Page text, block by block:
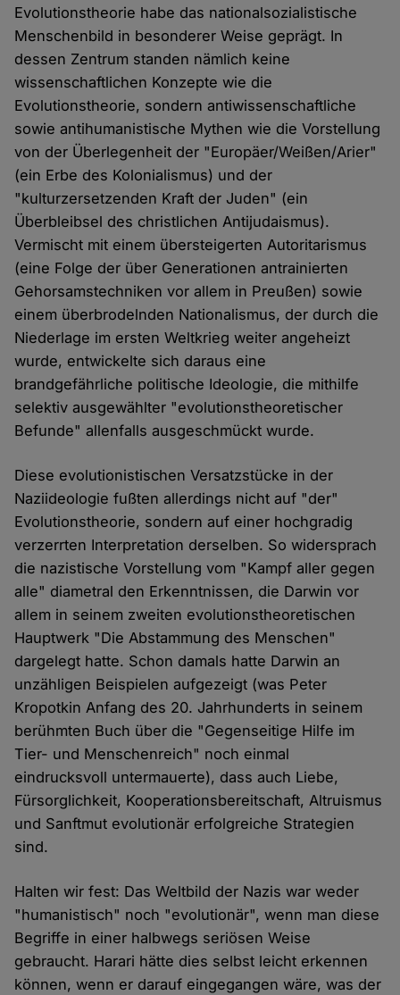
Evolutionstheorie habe das nationalsozialistische
Menschenbild in besonderer Weise geprägt. In
dessen Zentrum standen nämlich keine
wissenschaftlichen Konzepte wie die
Evolutionstheorie, sondern antiwissenschaftliche
sowie antihumanistische Mythen wie die Vorstellung
von der Überlegenheit der "Europäer/Weißen/Arier"
(ein Erbe des Kolonialismus) und der
"kulturzersetzenden Kraft der Juden" (ein
Überbleibsel des christlichen Antijudaismus).
Vermischt mit einem übersteigerten Autoritarismus
(eine Folge der über Generationen antrainierten
Gehorsamstechniken vor allem in Preußen) sowie
einem überbrodelnden Nationalismus, der durch die
Niederlage im ersten Weltkrieg weiter angeheizt
wurde, entwickelte sich daraus eine
brandgefährliche politische Ideologie, die mithilfe
selektiv ausgewählter "evolutionstheoretischer
Befunde" allenfalls ausgeschmückt wurde.
Diese evolutionistischen Versatzstücke in der
Naziideologie fußten allerdings nicht auf "der"
Evolutionstheorie, sondern auf einer hochgradig
verzerrten Interpretation derselben. So widersprach
die nazistische Vorstellung vom "Kampf aller gegen
alle" diametral den Erkenntnissen, die Darwin vor
allem in seinem zweiten evolutionstheoretischen
Hauptwerk "Die Abstammung des Menschen"
dargelegt hatte. Schon damals hatte Darwin an
unzähligen Beispielen aufgezeigt (was Peter
Kropotkin Anfang des 20. Jahrhunderts in seinem
berühmten Buch über die "Gegenseitige Hilfe im
Tier- und Menschenreich" noch einmal
eindrucksvoll untermauerte), dass auch Liebe,
Fürsorglichkeit, Kooperationsbereitschaft, Altruismus
und Sanftmut evolutionär erfolgreiche Strategien
sind.
Halten wir fest: Das Weltbild der Nazis war weder
"humanistisch" noch "evolutionär", wenn man diese
Begriffe in einer halbwegs seriösen Weise
gebraucht. Harari hätte dies selbst leicht erkennen
können, wenn er darauf eingegangen wäre, was der